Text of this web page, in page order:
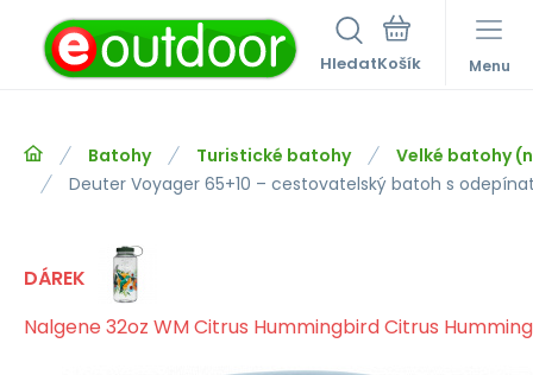
Hledat Menu
Batohy Turistické batohy
Velké batohy
Deuter Voyager 65+10 – cestovatelský batoh s
DÁREK
Nalgene 32oz WM Citrus Hummingbird Citrus